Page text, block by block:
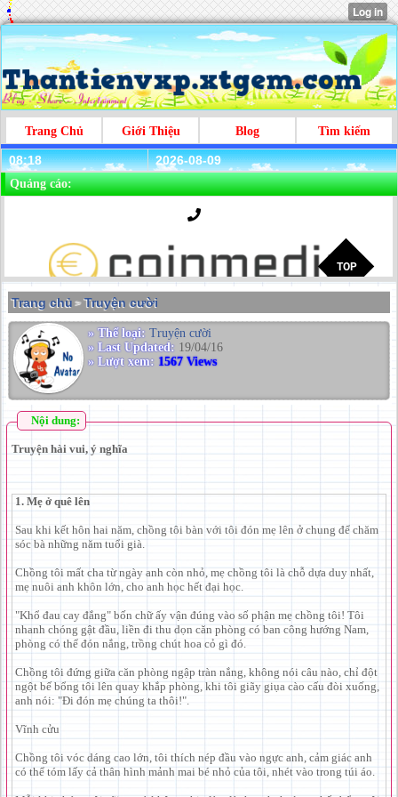
Trang Chủ Giới Thiệu Blog Tìm kiếm
08:18 2026-08-09
Quảng cáo:
Trang chủ >Truyện cười
» Thể loại: Truyện cười
» Last Updated: 19/04/16
» Lượt xem: 1567 Views
Nội dung:
Truyện hài vui, ý nghĩa
1. Mẹ ở quê lên
Sau khi kết hôn hai năm, chồng tôi bàn với tôi đón mẹ lên ở chung để chăm
sóc bà những năm tuổi già.
Chồng tôi mất cha từ ngày anh còn nhỏ, mẹ chồng tôi là chỗ dựa duy nhất,
mẹ nuôi anh khôn lớn, cho anh học hết đại học.
"Khổ đau cay đắng" bốn chữ ấy vận đúng vào số phận mẹ chồng tôi! Tôi
nhanh chóng gật đầu, liền đi thu dọn căn phòng có ban công hướng Nam,
phòng có thể đón nắng, trồng chút hoa cỏ gì đó.
Chồng tôi đứng giữa căn phòng ngập tràn nắng, không nói câu nào, chỉ đột
ngột bế bổng tôi lên quay khắp phòng, khi tôi giãy giụa cào cấu đòi xuống,
anh nói: "Đi đón mẹ chúng ta thôi!".
Vĩnh cửu
Chồng tôi vóc dáng cao lớn, tôi thích nép đầu vào ngực anh, cảm giác anh
có thể tóm lấy cả thân hình mảnh mai bé nhỏ của tôi, nhét vào trong túi áo.